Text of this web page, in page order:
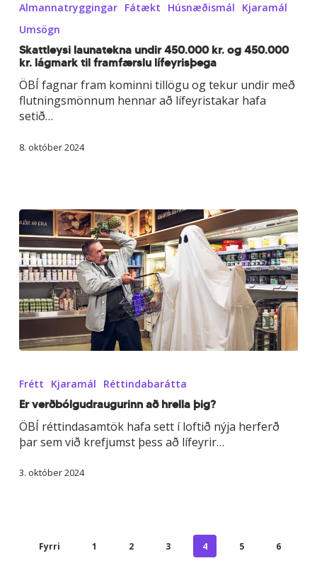
undir
450.000
kr.
og
450.000
kr.
lágmark
til
lífeyrisþega
Almannatryggingar Fátækt Húsnæðismál
Kjaramál
Umsögn
Skattleysi launatekna undir 450.000 kr. og 450.000
kr. lágmark til framfærslu lífeyrisþega
ÖBÍ fagnar fram kominni tillögu og tekur undir með
flutningsmönnum hennar að lífeyristakar hafa
setið…
8. október 2024
að
hrella
þig?
Frétt Kjaramál Réttindabarátta
Er verðbólgudraugurinn að hrella þig?
ÖBÍ réttindasamtök hafa sett í loftið nýja herferð
þar sem við krefjumst þess að lífeyrir…
3. október 2024
Fyrri 1 2 3 4 5
6